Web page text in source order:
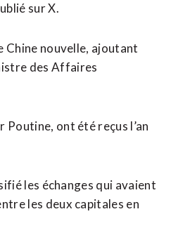
sur X.
Chine nouvelle, ajoutant
des Affaires
ont été reçus l’an
les échanges qui avaient
les deux capitales en